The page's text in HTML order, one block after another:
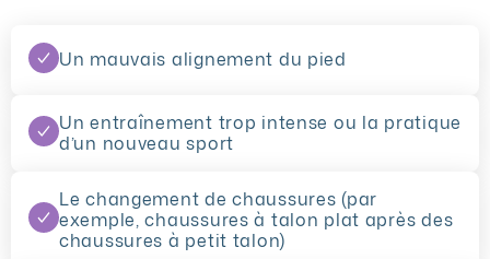
Un mauvais alignement du pied
Un entraînement trop intense ou la pratique
d’un nouveau sport
Le changement de chaussures (par
exemple, chaussures à talon plat après des
chaussures à petit talon)